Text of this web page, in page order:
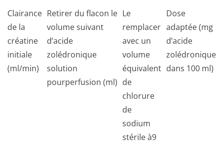
Clairance
de la
créatine
initiale
(ml/min)
Retirer du flacon le
volume suivant
d’acide
zolédronique
solution
pourperfusion (ml)
Le
remplacer
avec un
volume
équivalent
de
chlorure
de
sodium
stérile à9
Dose
adaptée (mg
d’acide
zolédronique
dans 100 ml)